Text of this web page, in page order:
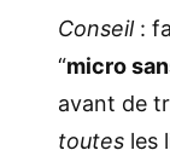
Conseil:
“micro
avant de
toutes les